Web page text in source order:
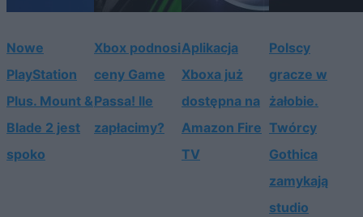
Nowe
PlayStation
Plus. Mount &
Blade 2 jest
spoko
Xbox podnosi
ceny Game
Passa! Ile
zapłacimy?
Aplikacja
Xboxa już
dostępna na
Amazon Fire
TV
Polscy
gracze w
żałobie.
Twórcy
Gothica
zamykają
studio